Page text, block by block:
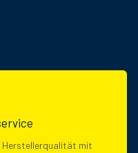
Herstellerqualität mit